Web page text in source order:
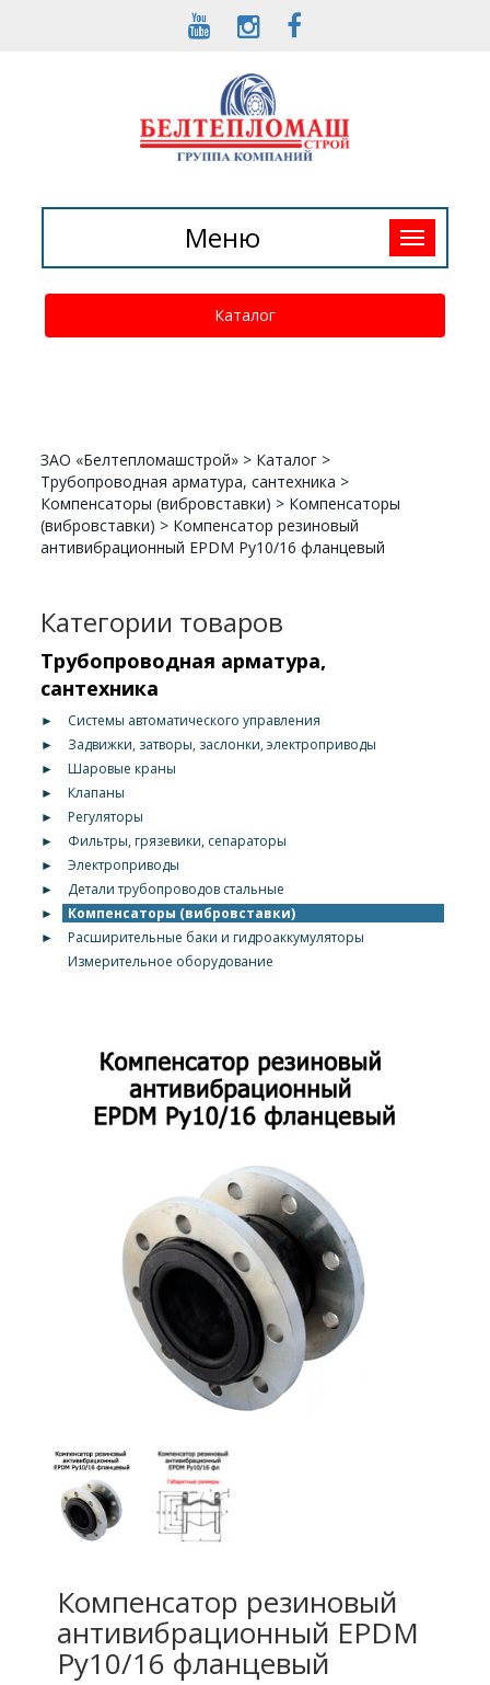
Toggle
navigation
Меню
Каталог
ЗАО «Белтепломашстрой» > Каталог >
Трубопроводная арматура, сантехника >
Компенсаторы (вибровставки) > Компенсаторы
(вибровставки) > Компенсатор резиновый
антивибрационный EPDM Ру10/16 фланцевый
Категории товаров
Трубопроводная арматура,
сантехника
►
Системы автоматического управления
►
Задвижки, затворы, заслонки, электроприводы
►
Шаровые краны
►
Клапаны
►
Регуляторы
►
Фильтры, грязевики, сепараторы
►
Электроприводы
►
Детали трубопроводов стальные
►
Компенсаторы (вибровставки)
►
Расширительные баки и гидроаккумуляторы
Измерительное оборудование
Компенсатор резиновый
антивибрационный EPDM
Ру10/16 фланцевый